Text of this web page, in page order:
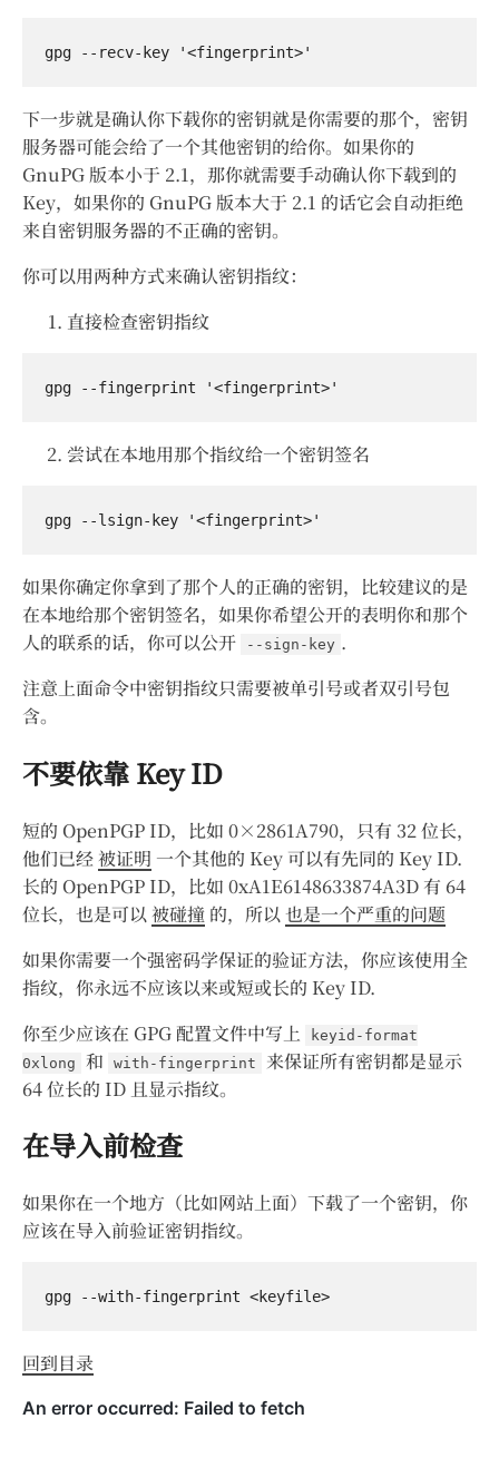
下一步就是确认你下载你的密钥就是你需要的那个，密钥
服务器可能会给了一个其他密钥的给你。如果你的
GnuPG 版本小于 2.1，那你就需要手动确认你下载到的
Key，如果你的 GnuPG 版本大于 2.1 的话它会自动拒绝
来自密钥服务器的不正确的密钥。
你可以用两种方式来确认密钥指纹：
直接检查密钥指纹
尝试在本地用那个指纹给一个密钥签名
如果你确定你拿到了那个人的正确的密钥，比较建议的是
在本地给那个密钥签名，如果你希望公开的表明你和那个
人的联系的话，你可以公开
--sign-key .
注意上面命令中密钥指纹只需要被单引号或者双引号包
含。
不要依靠 Key ID
短的 OpenPGP ID，比如 0×2861A790，只有 32 位长，
他们已经 被证明 一个其他的 Key 可以有先同的 Key ID.
长的 OpenPGP ID，比如 0xA1E6148633874A3D 有 64
位长，也是可以 被碰撞 的，所以 也是一个严重的问题
如果你需要一个强密码学保证的验证方法，你应该使用全
指纹，你永远不应该以来或短或长的 Key ID.
你至少应该在 GPG 配置文件中写上
keyid-format
0xlong
和 with-fingerprint
来保证所有密钥都是显示
64 位长的 ID 且显示指纹。
在导入前检查
如果你在一个地方（比如网站上面）下载了一个密钥，你
应该在导入前验证密钥指纹。
回到目录